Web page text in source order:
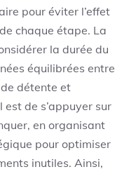
pour éviter l’effet
chaque étape. La
la durée du
équilibrées entre
détente et
de s’appuyer sur
en organisant
pour optimiser
inutiles. Ainsi,